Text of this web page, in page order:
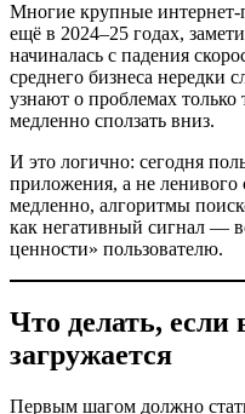
Многие крупные
ещё в 2024–25 годах,
начиналась с падения
среднего бизнеса нередки
узнают о проблемах только
медленно сползать вниз.
И это логично: сегодня
приложения, а не ленивого
медленно, алгоритмы
как негативный сигнал —
ценности» пользователю.
Что делать, если
загружается
Первым шагом должно